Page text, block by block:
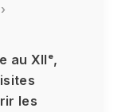
au XIIᵉ,
les